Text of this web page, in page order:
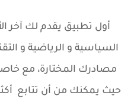
أول تطبيق يقدم لك آخر
السياسية و الرياضية و
مصادرك المختارة، مع